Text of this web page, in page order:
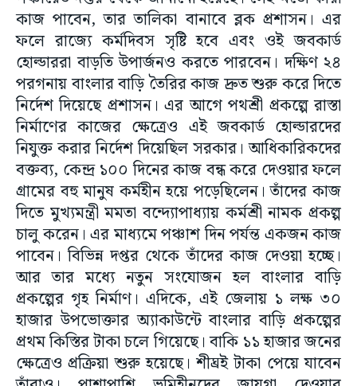
কাজ পাবেন, তার তালিকা বানাবে ব্লক প্রশাসন। এর
ফলে রাজ্যে কর্মদিবস সৃষ্টি হবে এবং ওই জবকার্ড
হোল্ডাররা বাড়তি উপার্জনও করতে পারবেন। দক্ষিণ ২৪
পরগনায় বাংলার বাড়ি তৈরির কাজ দ্রুত শুরু করে দিতে
নির্দেশ দিয়েছে প্রশাসন। এর আগে পথশ্রী প্রকল্পে রাস্তা
নির্মাণের কাজের ক্ষেত্রেও এই জবকার্ড হোল্ডারদের
নিযুক্ত করার নির্দেশ দিয়েছিল সরকার। আধিকারিকদের
বক্তব্য, কেন্দ্র ১০০ দিনের কাজ বন্ধ করে দেওয়ার ফলে
গ্রামের বহু মানুষ কর্মহীন হয়ে পড়েছিলেন। তাঁদের কাজ
দিতে মুখ্যমন্ত্রী মমতা বন্দ্যোপাধ্যায় কর্মশ্রী নামক প্রকল্প
চালু করেন। এর মাধ্যমে পঞ্চাশ দিন পর্যন্ত একজন কাজ
পাবেন। বিভিন্ন দপ্তর থেকে তাঁদের কাজ দেওয়া হচ্ছে।
আর তার মধ্যে নতুন সংযোজন হল বাংলার বাড়ি
প্রকল্পের গৃহ নির্মাণ। এদিকে, এই জেলায় ১ লক্ষ ৩০
হাজার উপভোক্তার অ্যাকাউন্টে বাংলার বাড়ি প্রকল্পের
প্রথম কিস্তির টাকা চলে গিয়েছে। বাকি ১১ হাজার জনের
ক্ষেত্রেও প্রক্রিয়া শুরু হয়েছে। শীঘ্রই টাকা পেয়ে যাবেন